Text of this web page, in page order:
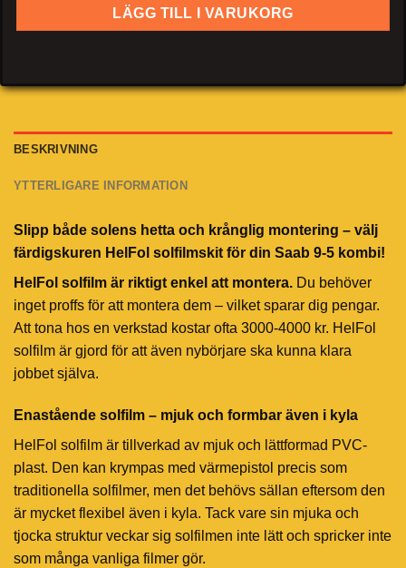
LÄGG TILL I VARUKORG
BESKRIVNING
YTTERLIGARE INFORMATION
Slipp både solens hetta och krånglig montering – välj
färdigskuren HelFol solfilmskit för din Saab 9-5 kombi!
HelFol solfilm är riktigt enkel att montera. Du behöver
inget proffs för att montera dem – vilket sparar dig pengar.
Att tona hos en verkstad kostar ofta 3000-4000 kr. HelFol
solfilm är gjord för att även nybörjare ska kunna klara
jobbet själva.
Enastående solfilm – mjuk och formbar även i kyla
HelFol solfilm är tillverkad av mjuk och lättformad PVC-
plast. Den kan krympas med värmepistol precis som
traditionella solfilmer, men det behövs sällan eftersom den
är mycket flexibel även i kyla. Tack vare sin mjuka och
tjocka struktur veckar sig solfilmen inte lätt och spricker inte
som många vanliga filmer gör.